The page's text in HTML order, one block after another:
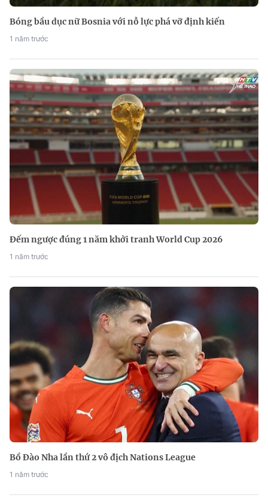
Bóng bầu dục nữ Bosnia với nỗ lực phá vỡ định kiến
1 năm trước
Đếm ngược đúng 1 năm khởi tranh World Cup 2026
1 năm trước
Bồ Đào Nha lần thứ 2 vô địch Nations League
1 năm trước